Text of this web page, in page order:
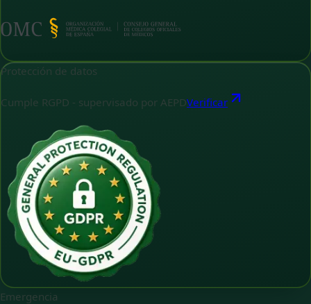
Protección de datos
Cumple RGPD - supervisado por AEPDVerificar
Emergencia